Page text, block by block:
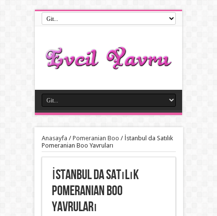
Anasayfa / Pomeranian Boo / İstanbul da Satılık
Pomeranian Boo Yavruları
İstanbul da Satılık
Pomeranian Boo
Yavruları